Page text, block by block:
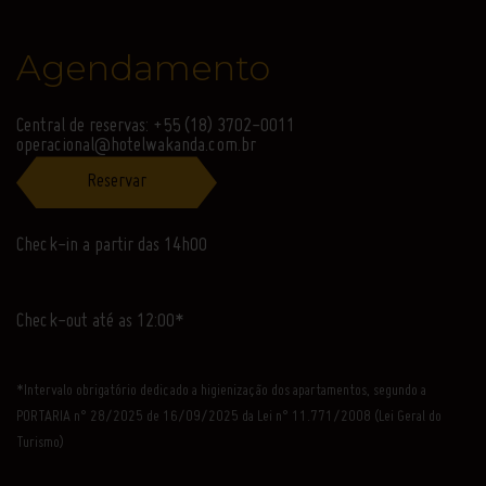
Agendamento
Central de reservas: +55 (18) 3702-0011
operacional@hotelwakanda.com.br
Reservar
Check-in a partir das 14h00
Check-out até as 12:00*
*Intervalo obrigatório dedicado a higienização dos apartamentos, segundo a
PORTARIA n° 28/2025 de 16/09/2025 da Lei n° 11.771/2008 (Lei Geral do
Turismo)